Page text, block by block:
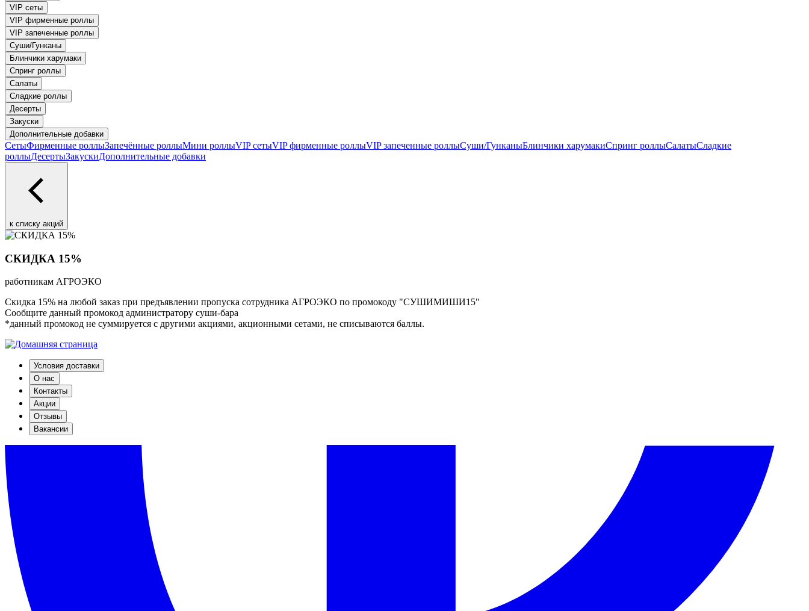
VIP сеты
VIP фирменные роллы
VIP запеченные роллы
Суши/Гунканы
Блинчики харумаки
Спринг роллы
Салаты
Сладкие роллы
Десерты
Закуски
Дополнительные добавки
СетыФирменные роллыЗапечённые роллыМини роллыVIP сетыVIP фирменные роллыVIP запеченные роллыСуши/ГунканыБлинчики харумакиСпринг роллыСалатыСладкие
роллыДесертыЗакускиДополнительные добавки
к списку акций
СКИДКА 15%
работникам АГРОЭКО
Скидка 15% на любой заказ при предъявлении пропуска сотрудника АГРОЭКО по промокоду "СУШИМИШИ15"
Сообщите данный промокод администратору суши-бара
*данный промокод не суммируется с другими акциями, акционными сетами, не списываются баллы.
Условия доставки
О нас
Контакты
Акции
Отзывы
Вакансии